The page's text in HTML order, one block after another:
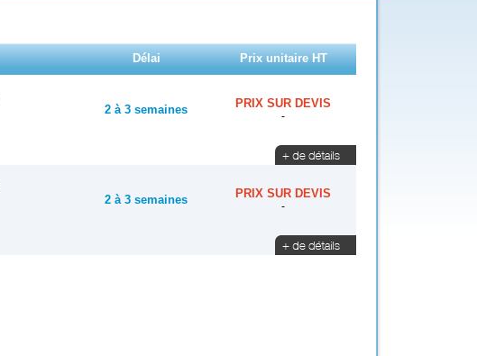
Délai Prix unitaire HT
2 à 3 semaines PRIX SUR DEVIS
-
2 à 3 semaines PRIX SUR DEVIS
-